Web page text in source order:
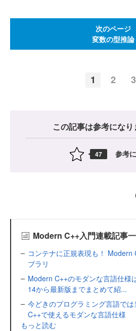
次のページ
変数の型推論
1 2 3
この記事は参考になり
47 参考
Modern C++入門連載記事
コンテナに正規表現も！ Modern
ブラリ
Modern C++のモダンな言語仕様
14から最新版までまとめて紹...
今どきのプログラミング言語で
C++で使えるモダンな言語仕様
もっと読む